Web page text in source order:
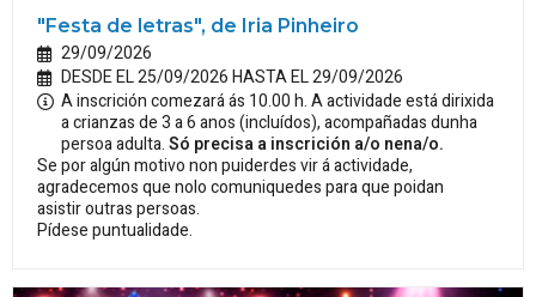
"Festa de letras", de Iria Pinheiro
29/09/2026
DESDE EL 25/09/2026 HASTA EL 29/09/2026
A inscrición comezará ás 10.00 h. A actividade está dirixida
a crianzas de 3 a 6 anos (incluídos), acompañadas dunha
persoa adulta.Só precisa a inscrición a/o nena/o.
Se por algún motivo non puiderdes vir á actividade,
agradecemos que nolo comuniquedes para que poidan
asistir outras persoas.
Pídese puntualidade.